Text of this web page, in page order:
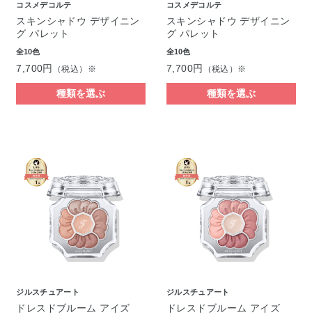
コスメデコルテ
スキンシャドウ デザイニン
グ パレット
全10色
7,700円 （税込）※
種類を選ぶ
コスメデコルテ
スキンシャドウ デザイニン
グ パレット
全10色
7,700円 （税込）※
種類を選ぶ
ジルスチュアート
ドレスドブルーム アイズ
ジルスチュアート
ドレスドブルーム アイズ